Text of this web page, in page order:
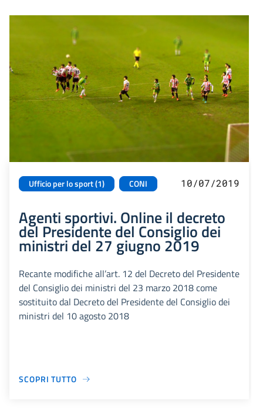
Ufficio per lo sport (1) CONI 10/07/2019
Agenti sportivi. Online il decreto
del Presidente del Consiglio dei
ministri del 27 giugno 2019
Recante modifiche all’art. 12 del Decreto del Presidente
del Consiglio dei ministri del 23 marzo 2018 come
sostituito dal Decreto del Presidente del Consiglio dei
ministri del 10 agosto 2018
SCOPRI TUTTO